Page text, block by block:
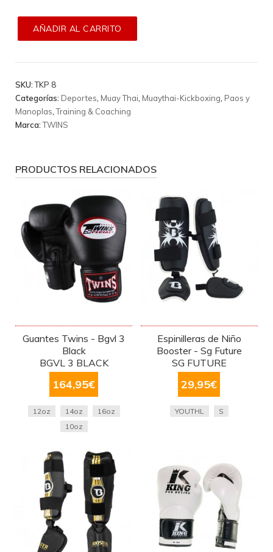
AÑADIR AL CARRITO
SKU:TKP 8
Categorías: Deportes Muay Thai Muaythai-Kickboxing Paos y
Manoplas ,Training & Coaching
Marca:TWINS
PRODUCTOS RELACIONADOS
Guantes Twins - Bgvl 3
Black
BGVL 3 BLACK
164,95€
12oz 14oz
16oz
10oz
Espinilleras de Niño
Booster - Sg Future
SG FUTURE
29,95€
YOUTHL S